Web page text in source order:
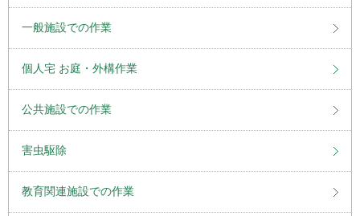
一般施設での作業
個人宅 お庭・外構作業
公共施設での作業
害虫駆除
教育関連施設での作業